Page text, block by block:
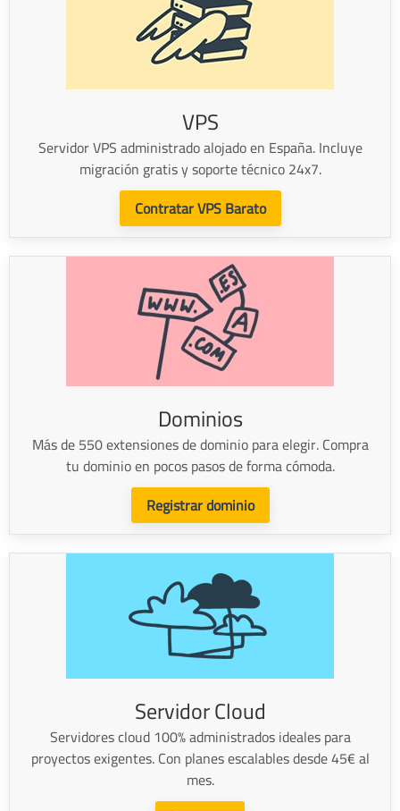
VPS
Servidor VPS administrado alojado en España. Incluye
migración gratis y soporte técnico 24x7.
Contratar VPS Barato
Dominios
Más de 550 extensiones de dominio para elegir. Compra
tu dominio en pocos pasos de forma cómoda.
Registrar dominio
Servidor Cloud
Servidores cloud 100% administrados ideales para
proyectos exigentes. Con planes escalables desde 45€ al
mes.